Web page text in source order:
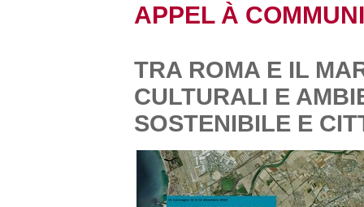
APPEL À
TRA ROMA E IL
CULTURALI E
SOSTENIBILE E